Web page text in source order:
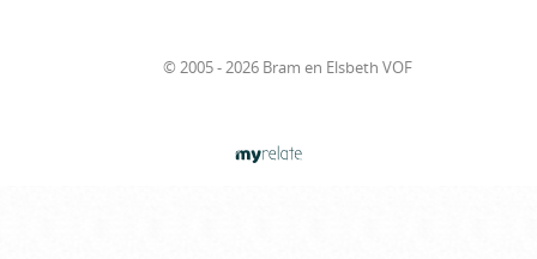
© 2005 - 2026 Bram en Elsbeth VOF